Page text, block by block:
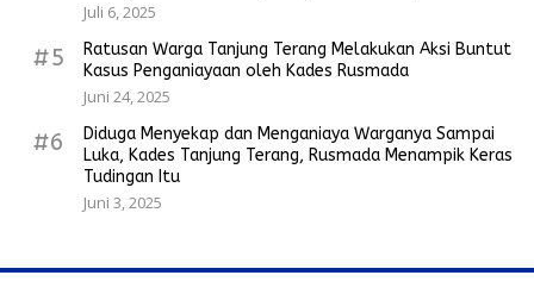
Juli 6, 2025
#5
Ratusan Warga Tanjung Terang Melakukan Aksi Buntut
Kasus Penganiayaan oleh Kades Rusmada
Juni 24, 2025
#6
Diduga Menyekap dan Menganiaya Warganya Sampai
Luka, Kades Tanjung Terang, Rusmada Menampik Keras
Tudingan Itu
Juni 3, 2025